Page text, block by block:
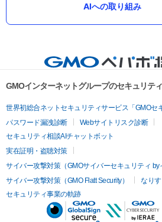
AIへの取り組み
GMOインターネットグループのセキュリテ
世界初総合ネットセキュリティサービス「GMOセ
パスワード漏洩診断
Webサイトリスク診断
セキュリティ相談AIチャットボット
実在証明・盗聴対策
サイバー攻撃対策（GMOサイバーセキュリティ by
サイバー攻撃対策（GMO Flatt Security）
なり
セキュリティ事業の軌跡